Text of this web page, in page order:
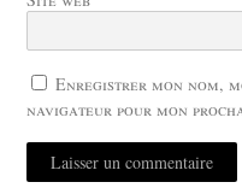
Enregistrer mon nom,
navigateur pour mon